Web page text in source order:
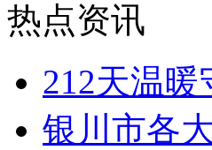
热点资讯
212天温
银川市各